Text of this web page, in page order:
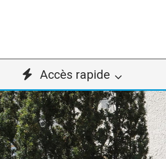
Accès rapide